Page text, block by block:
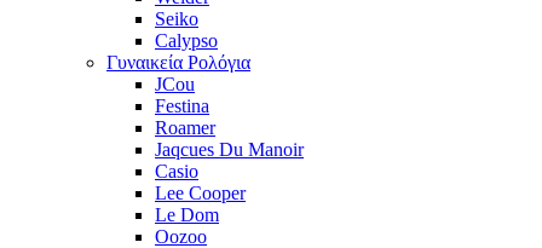
Seiko
Calypso
Γυναικεία Ρολόγια
JCou
Festina
Roamer
Jaqcues Du Manoir
Casio
Lee Cooper
Le Dom
Oozoo